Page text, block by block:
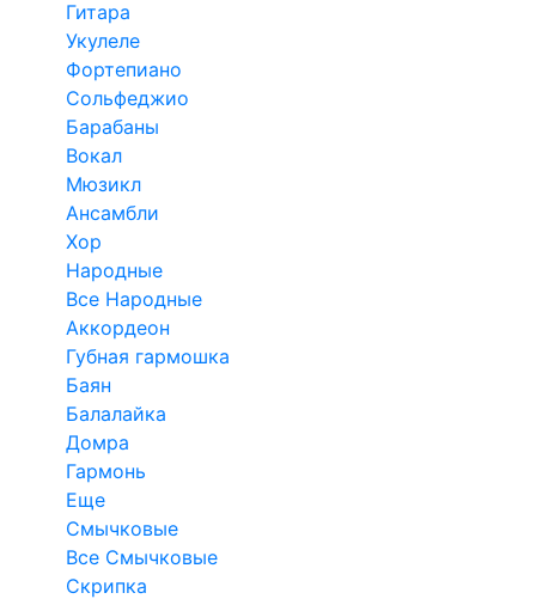
Гитара
Укулеле
Фортепиано
Сольфеджио
Барабаны
Вокал
Мюзикл
Ансамбли
Хор
Народные
Все Народные
Аккордеон
Губная гармошка
Баян
Балалайка
Домра
Гармонь
Еще
Смычковые
Все Смычковые
Скрипка